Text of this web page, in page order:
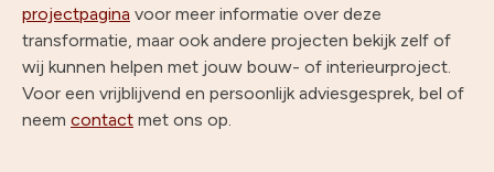
projectpagina voor meer informatie over deze
transformatie, maar ook andere projecten bekijk zelf of
wij kunnen helpen met jouw bouw- of interieurproject.
Voor een vrijblijvend en persoonlijk adviesgesprek, bel of
neem contact met ons op.